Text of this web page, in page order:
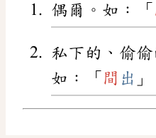
偶爾。如：「
私下的、偷
如：「 間 出